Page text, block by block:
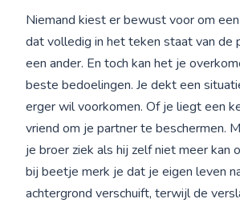
Niemand kiest er bewust voor om
dat volledig in het teken staat van de
een ander. En toch kan het je
beste bedoelingen. Je dekt een
erger wil voorkomen. Of je liegt een
vriend om je partner te beschermen.
je broer ziek als hij zelf niet meer kan
bij beetje merk je dat je eigen leven
achtergrond verschuift, terwijl de